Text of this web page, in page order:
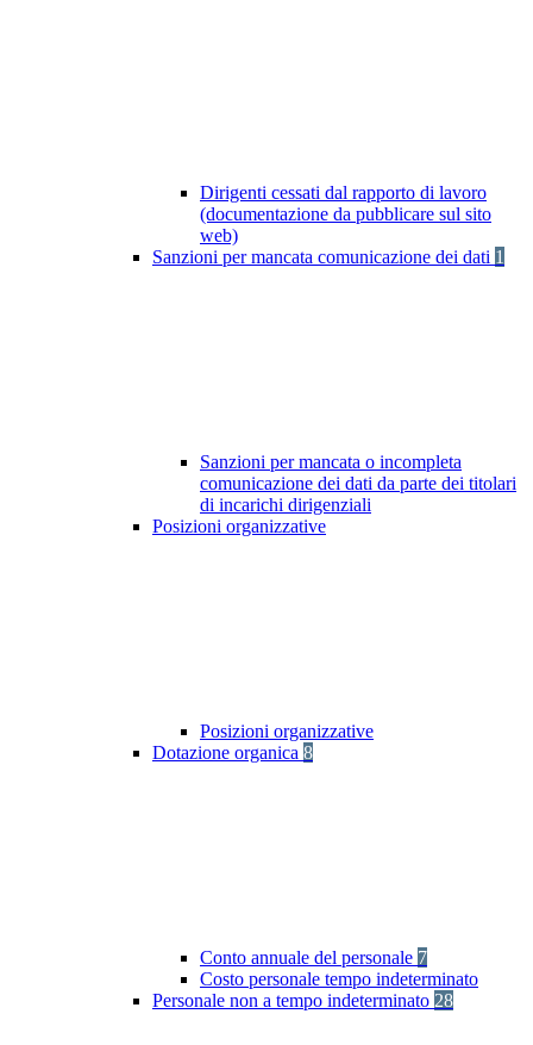
Dirigenti cessati dal rapporto di lavoro
(documentazione da pubblicare sul sito
web)
Sanzioni per mancata comunicazione dei dati 1
Sanzioni per mancata o incompleta
comunicazione dei dati da parte dei titolari
di incarichi dirigenziali
Posizioni organizzative
Posizioni organizzative
Dotazione organica 8
Conto annuale del personale 7
Costo personale tempo indeterminato
Personale non a tempo indeterminato 28